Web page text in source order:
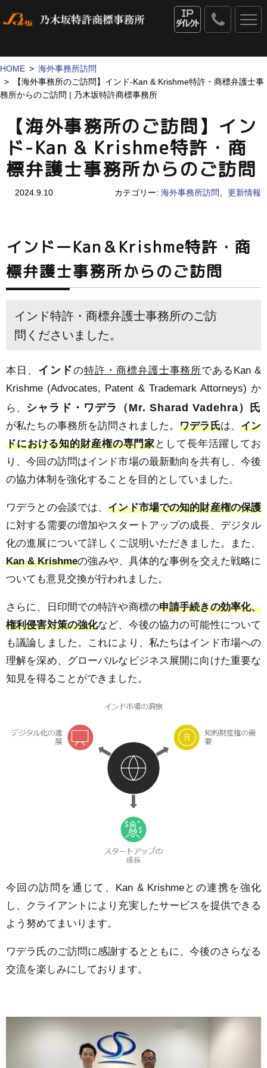
53-
HOME
海外事務所訪問
【海外事務所のご訪問】インド-Kan & Krishme特許・商標弁護士事
務所からのご訪問 | 乃木坂特許商標事務所
【海外事務所のご訪問】イン
ド-Kan & Krishme特許・商
標弁護士事務所からのご訪問
2024.9.10 カテゴリー: 海外事務所訪問、 更新情報
インドーKan＆Krishme特許・商
標弁護士事務所からのご訪問
インド特許・商標弁護士事務所のご訪
問くださいました。
本日、 インドの特許・商標弁護士事務所であるKan &
Krishme (Advocates, Patent & Trademark Attorneys) か
ら、 シャラド・ワデラ（Mr. Sharad Vadehra）氏
が私たちの事務所を訪問されました。ワデラ氏は、 イン
ドにおける知的財産権の専門家として長年活躍してお
り、今回の訪問はインド市場の最新動向を共有し、今後
の協力体制を強化することを目的としていました。
ワデラとの会談では、インド市場での知的財産権の保護
に対する需要の増加やスタートアップの成長、デジタル
化の進展について詳しくご説明いただきました。また、
Kan & Krishmeの強みや、具体的な事例を交えた戦略に
ついても意見交換が行われました。
さらに、日印間での特許や商標の申請手続きの効率化、
権利侵害対策の強化など、今後の協力の可能性について
も議論しました。これにより、私たちはインド市場への
理解を深め、グローバルなビジネス展開に向けた重要な
知見を得ることができました。
今回の訪問を通じて、Kan & Krishmeとの連携を強化
し、クライアントにより充実したサービスを提供できる
よう努めてまいります。
ワデラ氏のご訪問に感謝するとともに、今後のさらなる
交流を楽しみにしております。